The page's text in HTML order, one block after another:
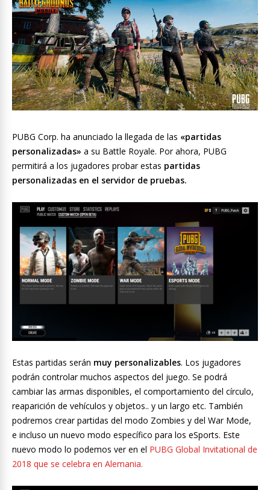
PUBG Corp. ha anunciado la llegada de las «partidas
personalizadas» a su Battle Royale. Por ahora, PUBG
permitirá a los jugadores probar estas partidas
personalizadas en el servidor de pruebas.
Estas partidas serán muy personalizables. Los jugadores
podrán controlar muchos aspectos del juego. Se podrá
cambiar las armas disponibles, el comportamiento del círculo,
reaparición de vehículos y objetos.. y un largo etc. También
podremos crear partidas del modo Zombies y del War Mode,
e incluso un nuevo modo específico para los eSports. Este
nuevo modo lo podemos ver en el PUBG Global Invitational de
2018 que se celebra en Alemania.